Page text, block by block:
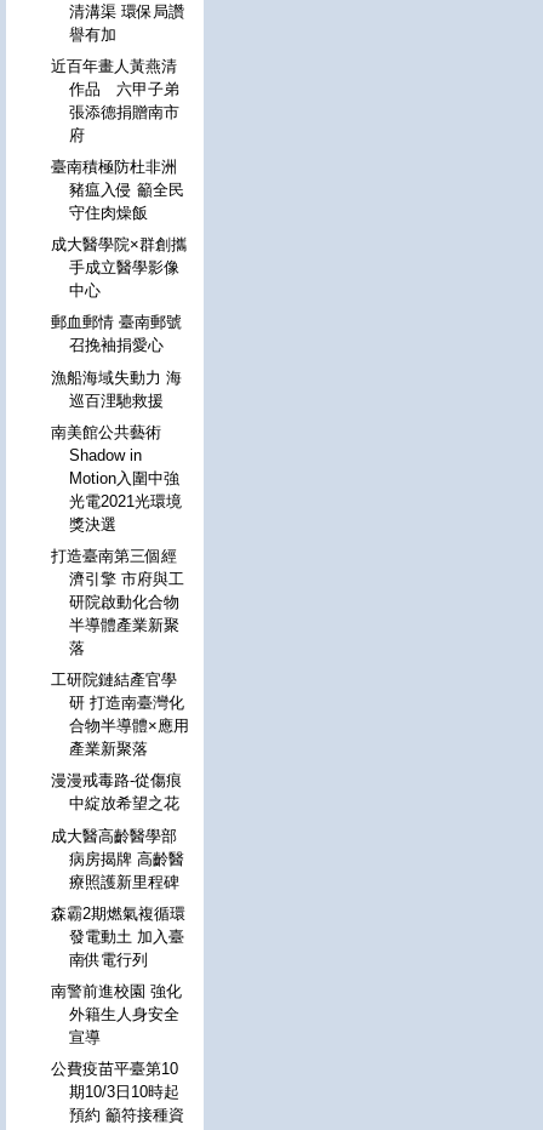
清溝渠 環保局讚
譽有加
近百年畫人黃燕清
作品 六甲子弟
張添德捐贈南市
府
臺南積極防杜非洲
豬瘟入侵 籲全民
守住肉燥飯
成大醫學院×群創攜
手成立醫學影像
中心
郵血郵情 臺南郵號
召挽袖捐愛心
漁船海域失動力 海
巡百浬馳救援
南美館公共藝術
Shadow in
Motion入圍中強
光電2021光環境
獎決選
打造臺南第三個經
濟引擎 市府與工
研院啟動化合物
半導體產業新聚
落
工研院鏈結產官學
研 打造南臺灣化
合物半導體×應用
產業新聚落
漫漫戒毒路-從傷痕
中綻放希望之花
成大醫高齡醫學部
病房揭牌 高齡醫
療照護新里程碑
森霸2期燃氣複循環
發電動土 加入臺
南供電行列
南警前進校園 強化
外籍生人身安全
宣導
公費疫苗平臺第10
期10/3日10時起
預約 籲符接種資